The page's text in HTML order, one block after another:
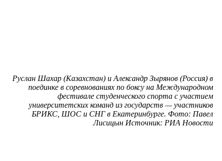
Руслан Шахар (Казахстан) и Александр Зырянов (Россия) в
поединке в соревнованиях по боксу на Международном
фестивале студенческого спорта с участием
университетских команд из государств — участников
БРИКС, ШОС и СНГ в Екатеринбурге. Фото: Павел
Лисицын Источник: РИА Новости